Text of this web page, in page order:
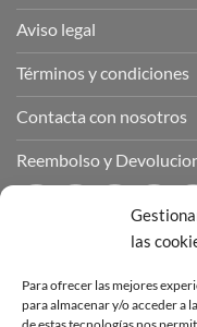
las
Para ofrecer las mejores
para almacenar y/o acceder a
Aviso legal
Términos y condiciones
Contacta con nosotros
Reembolso y